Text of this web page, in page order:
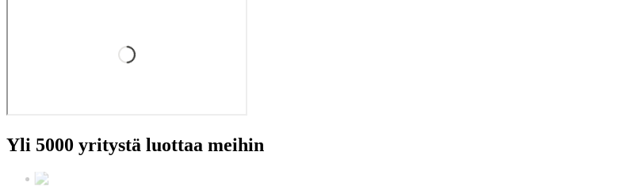
Yli 5000 yritystä luottaa meihin